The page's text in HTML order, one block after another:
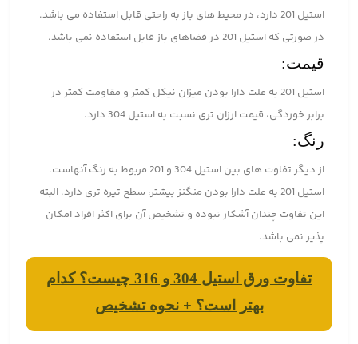
استیل 201 دارد، در محیط های باز به راحتی قابل استفاده می باشد.
در صورتی که استیل 201 در فضاهای باز قابل استفاده نمی باشد.
قیمت:
استیل 201 به علت دارا بودن میزان نیکل کمتر و مقاومت کمتر در
برابر خوردگی، قیمت ارزان تری نسبت به استیل 304 دارد.
رنگ:
از دیگر تفاوت های بین استیل 304 و 201 مربوط به رنگ آنهاست.
استیل 201 به علت دارا بودن منگنز بیشتر، سطح تیره تری دارد. البته
این تفاوت چندان آشکار نبوده و تشخیص آن برای اکثر افراد امکان
پذیر نمی باشد.
تفاوت ورق استیل 304 و 316 چیست؟ کدام
بهتر است؟ + نحوه تشخیص